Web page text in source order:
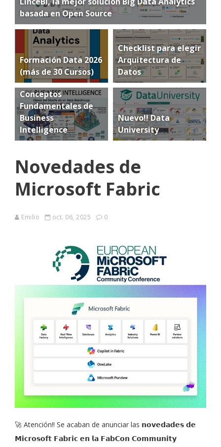
basada en Open Source
Formación Data 2026
(más de 30 Cursos)
Checklist para elegir
Arquitectura de
Datos
Conceptos
Fundamentales de
Business
Intelligence
Nuevo!! Data
University
Novedades de
Microsoft Fabric
Emilio oct. 06, 2025 0
🚀 Atención!! Se acaban de anunciar las 𝗻𝗼𝘃𝗲𝗱𝗮𝗱𝗲𝘀 𝗱𝗲
𝗠𝗶𝗰𝗿𝗼𝘀𝗼𝗳𝘁 𝗙𝗮𝗯𝗿𝗶𝗰 𝗲𝗻 𝗹𝗮 𝗙𝗮𝗯𝗖𝗼𝗻 𝗖𝗼𝗺𝗺𝘂𝗻𝗶𝘁𝘆